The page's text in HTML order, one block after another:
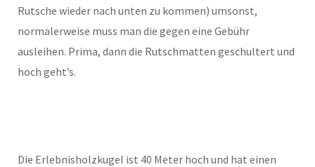
Rutsche wieder nach unten zu kommen) umsonst,
normalerweise muss man die gegen eine Gebühr
ausleihen. Prima, dann die Rutschmatten geschultert und
hoch geht’s.
Die Erlebnisholzkugel ist 40 Meter hoch und hat einen